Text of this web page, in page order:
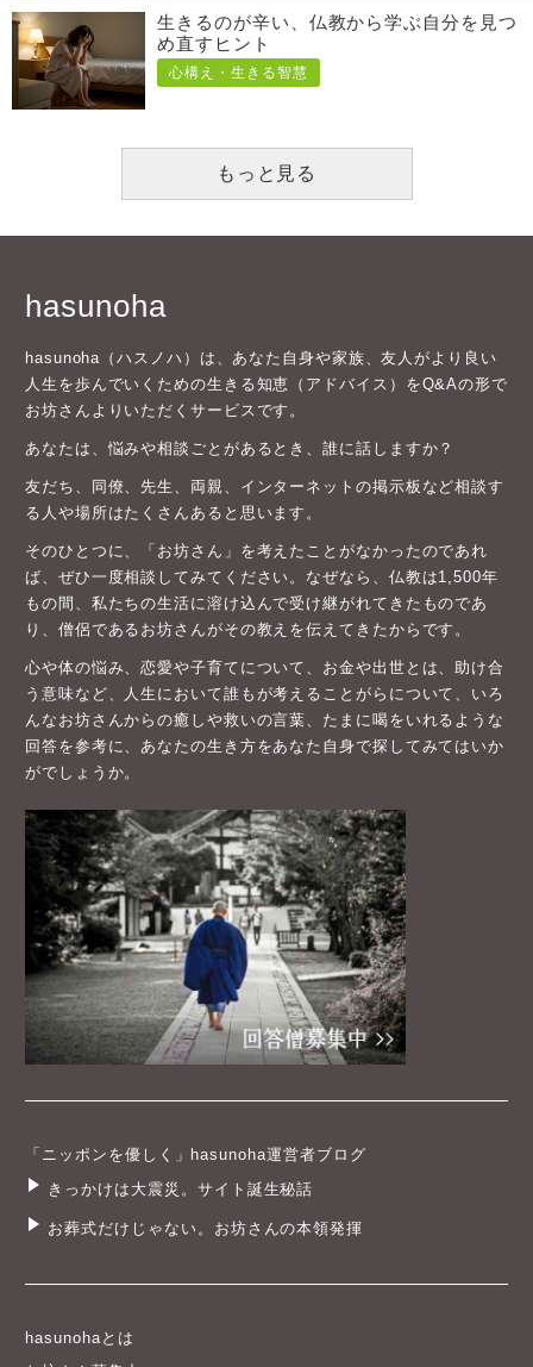
生きるのが辛い、仏教から学ぶ自分を見つ
め直すヒント
心構え・生きる智慧
もっと見る
hasunoha
hasunoha（ハスノハ）は、あなた自身や家族、友人がより良い
人生を歩んでいくための生きる知恵（アドバイス）をQ&Aの形で
お坊さんよりいただくサービスです。
あなたは、悩みや相談ごとがあるとき、誰に話しますか？
友だち、同僚、先生、両親、インターネットの掲示板など相談す
る人や場所はたくさんあると思います。
そのひとつに、「お坊さん」を考えたことがなかったのであれ
ば、ぜひ一度相談してみてください。なぜなら、仏教は1,500年
もの間、私たちの生活に溶け込んで受け継がれてきたものであ
り、僧侶であるお坊さんがその教えを伝えてきたからです。
心や体の悩み、恋愛や子育てについて、お金や出世とは、助け合
う意味など、人生において誰もが考えることがらについて、いろ
んなお坊さんからの癒しや救いの言葉、たまに喝をいれるような
回答を参考に、あなたの生き方をあなた自身で探してみてはいか
がでしょうか。
「ニッポンを優しく」hasunoha運営者ブログ
きっかけは大震災。サイト誕生秘話
お葬式だけじゃない。お坊さんの本領発揮
hasunohaとは